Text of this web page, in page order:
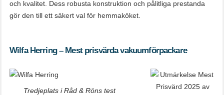
och kvalitet. Dess robusta konstruktion och pålitliga prestanda
gör den till ett säkert val för hemmaköket.
Wilfa Herring – Mest prisvärda vakuumförpackare
Tredjeplats i Råd & Röns test